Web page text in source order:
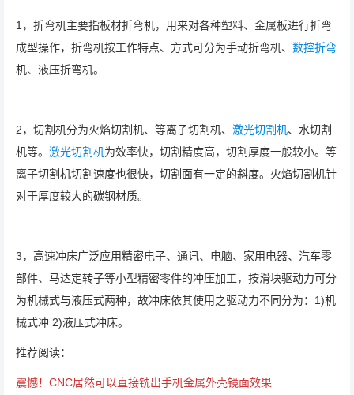
1，折弯机主要指板材折弯机，用来对各种塑料、金属板进行折弯
成型操作，折弯机按工作特点、方式可分为手动折弯机、 数控折弯
机、液压折弯机。
2，切割机分为火焰切割机、等离子切割机、 激光切割机、水切割
机等。 激光切割机为效率快，切割精度高，切割厚度一般较小。等
离子切割机切割速度也很快，切割面有一定的斜度。火焰切割机针
对于厚度较大的碳钢材质。
3，高速冲床广泛应用精密电子、通讯、电脑、家用电器、汽车零
部件、马达定转子等小型精密零件的冲压加工，按滑块驱动力可分
为机械式与液压式两种，故冲床依其使用之驱动力不同分为：1)机
械式冲 2)液压式冲床。
推荐阅读：
震憾！CNC居然可以直接铣出手机金属外壳镜面效果